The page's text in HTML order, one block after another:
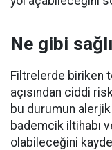
Ne gibi
Filtrelerde biriken
açısından ciddi
bu durumun
bademcik iltihabı
olabileceğini